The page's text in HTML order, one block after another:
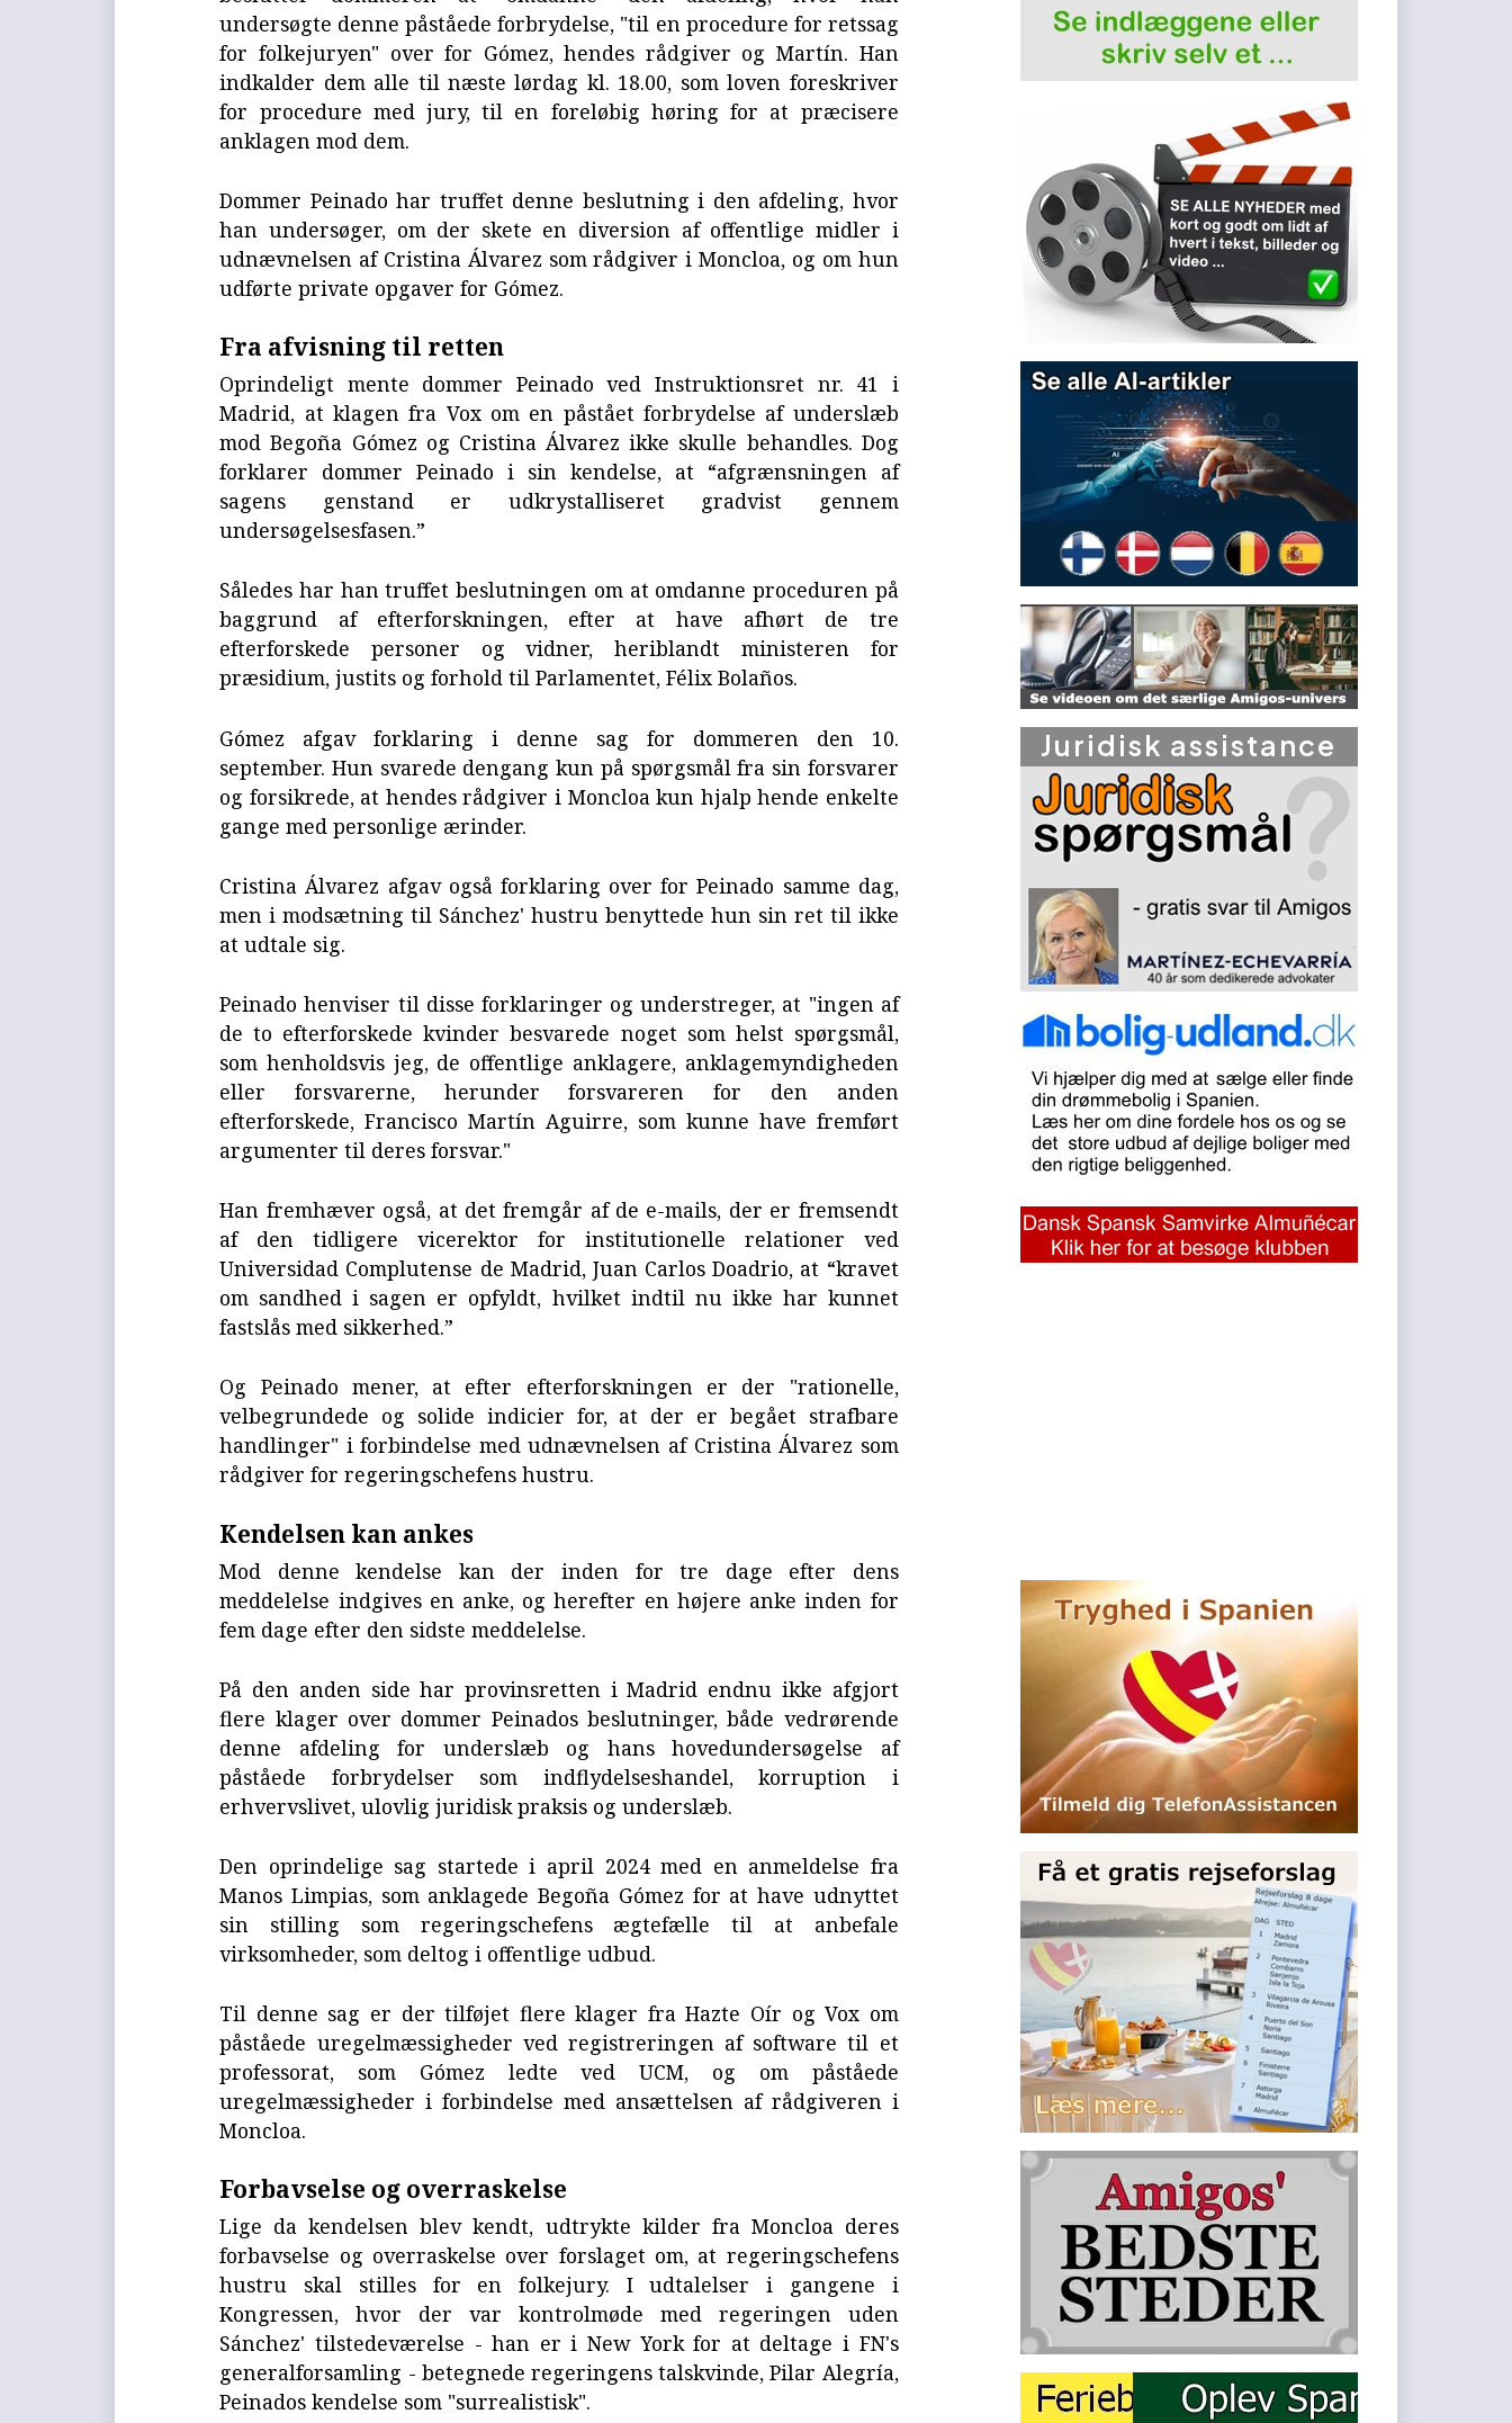
undersøgte denne påståede forbrydelse, "til en procedure for retssag
for folkejuryen" over for Gómez, hendes rådgiver og Martín. Han
indkalder dem alle til næste lørdag kl. 18.00, som loven foreskriver
for procedure med jury, til en foreløbig høring for at præcisere
anklagen mod dem.
Dommer Peinado har truffet denne beslutning i den afdeling, hvor
han undersøger, om der skete en diversion af offentlige midler i
udnævnelsen af Cristina Álvarez som rådgiver i Moncloa, og om hun
udførte private opgaver for Gómez.
Fra afvisning til retten
Oprindeligt mente dommer Peinado ved Instruktionsret nr. 41 i
Madrid, at klagen fra Vox om en påstået forbrydelse af underslæb
mod Begoña Gómez og Cristina Álvarez ikke skulle behandles. Dog
forklarer dommer Peinado i sin kendelse, at “afgrænsningen af
sagens genstand er udkrystalliseret gradvist gennem
undersøgelsesfasen.”
Således har han truffet beslutningen om at omdanne proceduren på
baggrund af efterforskningen, efter at have afhørt de tre
efterforskede personer og vidner, heriblandt ministeren for
præsidium, justits og forhold til Parlamentet, Félix Bolaños.
Gómez afgav forklaring i denne sag for dommeren den 10.
september. Hun svarede dengang kun på spørgsmål fra sin forsvarer
og forsikrede, at hendes rådgiver i Moncloa kun hjalp hende enkelte
gange med personlige ærinder.
Cristina Álvarez afgav også forklaring over for Peinado samme dag,
men i modsætning til Sánchez' hustru benyttede hun sin ret til ikke
at udtale sig.
Peinado henviser til disse forklaringer og understreger, at "ingen af
de to efterforskede kvinder besvarede noget som helst spørgsmål,
som henholdsvis jeg, de offentlige anklagere, anklagemyndigheden
eller forsvarerne, herunder forsvareren for den anden
efterforskede, Francisco Martín Aguirre, som kunne have fremført
argumenter til deres forsvar."
Han fremhæver også, at det fremgår af de e-mails, der er fremsendt
af den tidligere vicerektor for institutionelle relationer ved
Universidad Complutense de Madrid, Juan Carlos Doadrio, at “kravet
om sandhed i sagen er opfyldt, hvilket indtil nu ikke har kunnet
fastslås med sikkerhed.”
Og Peinado mener, at efter efterforskningen er der "rationelle,
velbegrundede og solide indicier for, at der er begået strafbare
handlinger" i forbindelse med udnævnelsen af Cristina Álvarez som
rådgiver for regeringschefens hustru.
Kendelsen kan ankes
Mod denne kendelse kan der inden for tre dage efter dens
meddelelse indgives en anke, og herefter en højere anke inden for
fem dage efter den sidste meddelelse.
På den anden side har provinsretten i Madrid endnu ikke afgjort
flere klager over dommer Peinados beslutninger, både vedrørende
denne afdeling for underslæb og hans hovedundersøgelse af
påståede forbrydelser som indflydelseshandel, korruption i
erhvervslivet, ulovlig juridisk praksis og underslæb.
Den oprindelige sag startede i april 2024 med en anmeldelse fra
Manos Limpias, som anklagede Begoña Gómez for at have udnyttet
sin stilling som regeringschefens ægtefælle til at anbefale
virksomheder, som deltog i offentlige udbud.
Til denne sag er der tilføjet flere klager fra Hazte Oír og Vox om
påståede uregelmæssigheder ved registreringen af software til et
professorat, som Gómez ledte ved UCM, og om påståede
uregelmæssigheder i forbindelse med ansættelsen af rådgiveren i
Moncloa.
Forbavselse og overraskelse
Lige da kendelsen blev kendt, udtrykte kilder fra Moncloa deres
forbavselse og overraskelse over forslaget om, at regeringschefens
hustru skal stilles for en folkejury. I udtalelser i gangene i
Kongressen, hvor der var kontrolmøde med regeringen uden
Sánchez' tilstedeværelse - han er i New York for at deltage i FN's
generalforsamling - betegnede regeringens talskvinde, Pilar Alegría,
Peinados kendelse som "surrealistisk".